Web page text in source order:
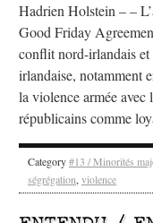
Hadrien Holstein – –
Good Friday
conflit nord-irlandais
irlandaise, notamment
la violence armée avec
républicains comme
Category#13 / Minorités
ségrégation, violence